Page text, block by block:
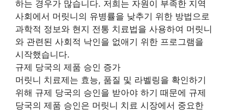
하는 경우가 많습니다. 저희는 자원이 부족한 지역
사회에서 머릿니의 유병률을 낮추기 위한 방법으로
과학적 정보와 현지 전통 치료법을 사용하여 머릿니
와 관련된 사회적 낙인을 없애기 위한 프로그램을
시작했습니다.
규제 당국의 제품 승인 증가
머릿니 치료제는 효능, 품질 및 라벨링을 확인하기
위해 규제 당국의 승인을 받아야 하기 때문에 규제
당국의 제품 승인은 머릿니 치료 시장에서 중요한